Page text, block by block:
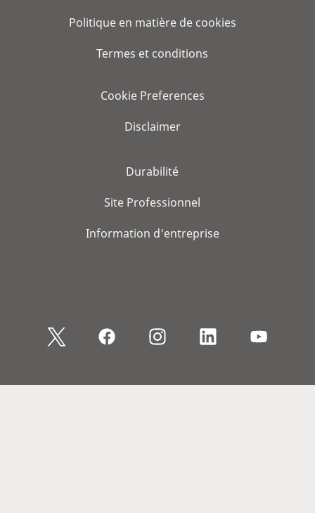
Politique en matière de cookies
Termes et conditions
Cookie Preferences
Disclaimer
Durabilité
Site Professionnel
Information d'entreprise